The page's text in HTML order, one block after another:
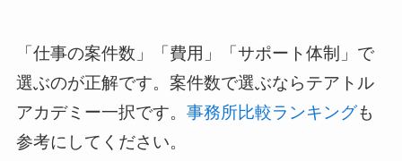
「仕事の案件数」「費用」「サポート体制」で
選ぶのが正解です。案件数で選ぶならテアトル
アカデミー一択です。 事務所比較ランキングも
参考にしてください。